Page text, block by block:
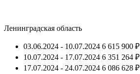
Ленинградская область
03.06.2024 - 10.07.2024 6 615 900 ₽
10.07.2024 - 17.07.2024 6 351 264 ₽
17.07.2024 - 24.07.2024 6 086 628 ₽